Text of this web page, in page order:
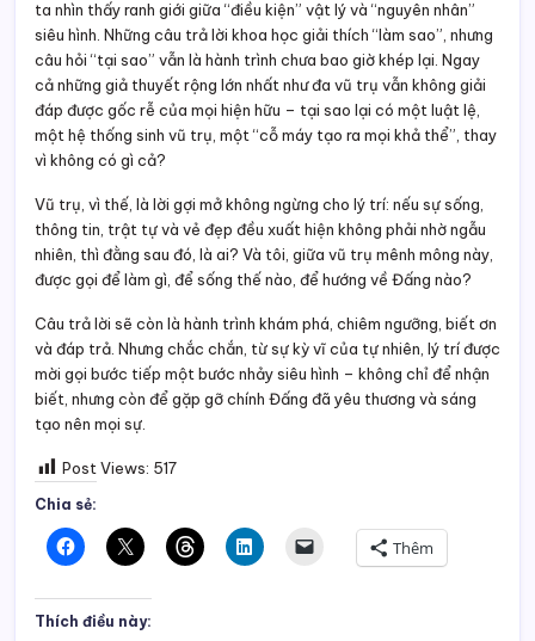
mời gọi bước tiếp một bước nhảy siêu hình – không chỉ để nhận
biết, nhưng còn để gặp gỡ chính Đấng đã yêu thương và sáng
tạo nên mọi sự.
Post Views:517
Chia sẻ:
Thêm
Thích điều này:
Có liên quan
Lỗ đen vũ trụ là gì?
Trong "
Kiến thức
muôn màu"
Gấu nước (Tardigrade)